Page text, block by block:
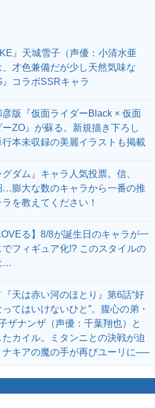
』天城雪子（声優：小清水亜
、才色兼備だが少し天然気味な
』コラボSSRキャラ
彦版『仮面ライダーBlack × 仮面
ーZO』が蘇る。新規描き下ろし
行本未収録の美麗イラストも掲載
グダム』キャラ人気投票。信、
…膨大な数のキャラから一番の推
ラを教えてください！
る】8/8が誕生日のキャラが一
でフィギュア化!? このスタイルの
…
『天は赤い河のほとり』第6話“好
ってはいけないひと”。腹心の弟・
ザナンザ（声優：千葉翔也）と
たカイル。ミタンニとの決戦が迫
ナキアの魔の手が再びユーリに──